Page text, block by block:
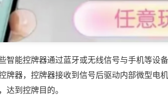
智能控牌器通过蓝牙或无线信号与手机等设
牌器，控牌器接收到信号后驱动内部微型电
达到控牌目的。